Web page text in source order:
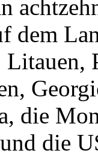
dem
die
die